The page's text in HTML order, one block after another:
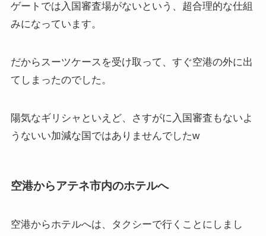
ゲートでは入国審査場がないという、超合理的な仕組
みになっています。
だからスーツケースを受け取って、すぐ空港の外に出
てしまったのでした。
陽気なギリシャといえど、さすがに入国審査もないよ
うないい加減な国ではありませんでしたw
空港からアテネ市内のホテルへ
空港からホテルへは、タクシーで行くことにしまし